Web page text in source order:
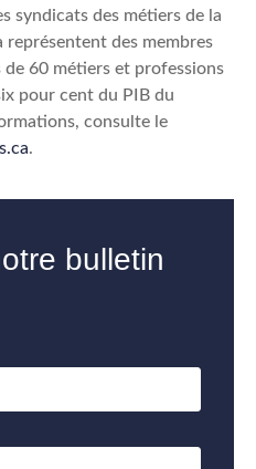
syndicats des métiers de la
des membres
60 métiers et professions
pour cent du PIB du
consulte le
.
bulletin